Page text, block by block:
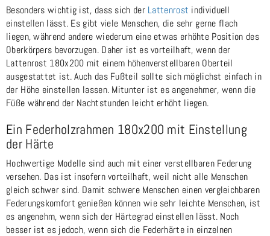
Besonders wichtig ist, dass sich der Lattenrost individuell
einstellen lässt. Es gibt viele Menschen, die sehr gerne flach
liegen, während andere wiederum eine etwas erhöhte Position des
Oberkörpers bevorzugen. Daher ist es vorteilhaft, wenn der
Lattenrost 180x200 mit einem höhenverstellbaren Oberteil
ausgestattet ist. Auch das Fußteil sollte sich möglichst einfach in
der Höhe einstellen lassen. Mitunter ist es angenehmer, wenn die
Füße während der Nachtstunden leicht erhöht liegen.
Ein Federholzrahmen 180x200 mit Einstellung
der Härte
Hochwertige Modelle sind auch mit einer verstellbaren Federung
versehen. Das ist insofern vorteilhaft, weil nicht alle Menschen
gleich schwer sind. Damit schwere Menschen einen vergleichbaren
Federungskomfort genießen können wie sehr leichte Menschen, ist
es angenehm, wenn sich der Härtegrad einstellen lässt. Noch
besser ist es jedoch, wenn sich die Federhärte in einzelnen